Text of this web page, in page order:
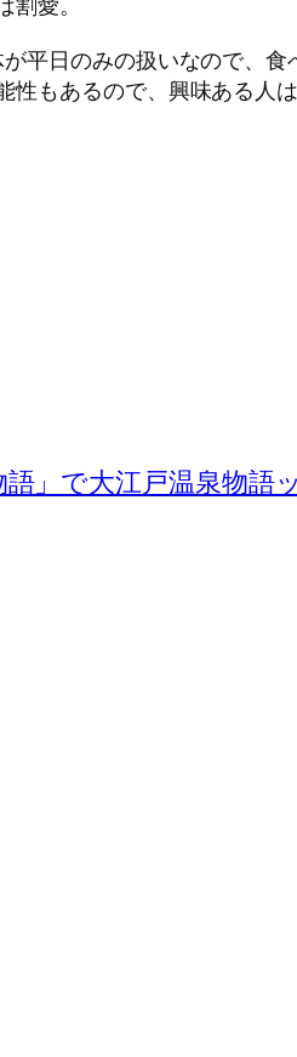
平日のみの扱いなので、
もあるので、興味ある人
語」で大江戸温泉物語